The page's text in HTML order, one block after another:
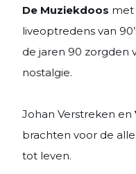
De Muziekdoos met
liveoptredens van
de jaren 90 zorgden
nostalgie.
Johan Verstreken en
brachten voor de
tot leven.